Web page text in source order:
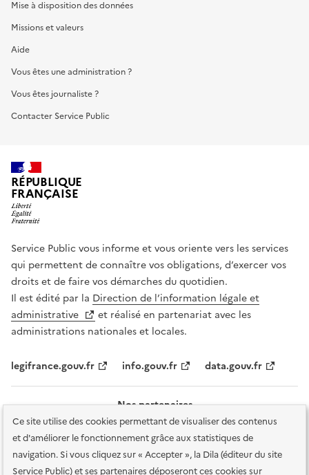
Ce site utilise des cookies permettant de visualiser des contenus
et d'améliorer le fonctionnement grâce aux statistiques de
navigation. Si vous cliquez sur « Accepter », la Dila (éditeur du site
Service Public) et ses partenaires déposeront ces cookies sur
Mise à disposition des données
Missions et valeurs
Aide
Vous êtes une administration ?
Vous êtes journaliste ?
Contacter Service Public
RÉPUBLIQUE
FRANÇAISE
Service Public vous informe et vous oriente vers les services
qui permettent de connaître vos obligations, d’exercer vos
droits et de faire vos démarches du quotidien.
Il est édité par la Direction de l’information légale et
administrative
et réalisé en partenariat avec les
administrations nationales et locales.
legifrance.gouv.fr info.gouv.fr data.gouv.fr
Nos partenaires